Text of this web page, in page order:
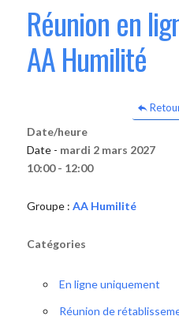
Réunion en
AA Humilité
Date/heure
Date - mardi 2 mars 2027
10:00 - 12:00
Groupe : AA Humilité
Catégories
En ligne uniquement
Réunion de